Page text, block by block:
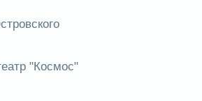
"Космос"